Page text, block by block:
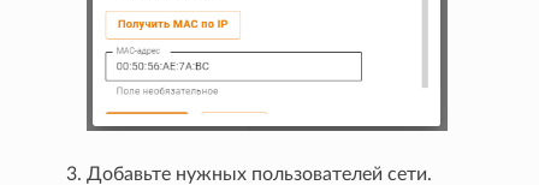
Добавьте нужных пользователей сети.